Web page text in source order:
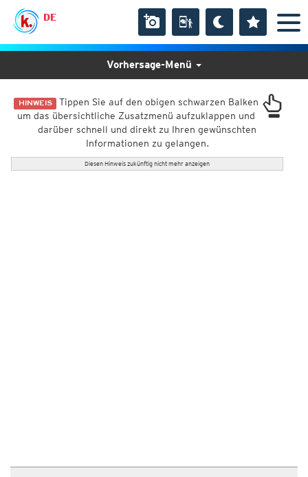
DE
HINWEIS Tippen Sie auf den obigen schwarzen Balken
um das übersichtliche Zusatzmenü aufzuklappen und
darüber schnell und direkt zu Ihren gewünschten
Informationen zu gelangen.
Diesen Hinweis zukünftig nicht mehr anzeigen
Vorhersage-Menü